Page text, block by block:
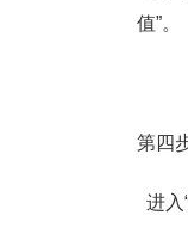
值”。
第四
进入